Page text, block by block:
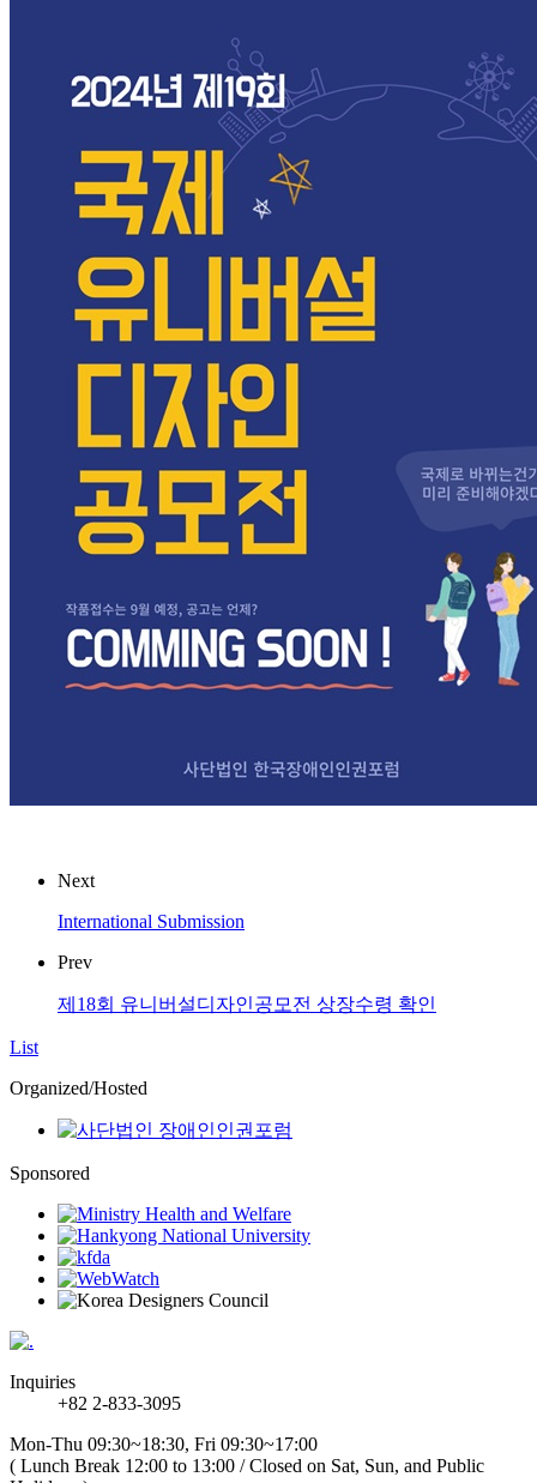
Next
International Submission
Prev
제18회 유니버설디자인공모전 상장수령 확인
List
Organized/Hosted
Sponsored
Inquiries
+82 2-833-3095
Mon-Thu 09:30~18:30, Fri 09:30~17:00
( Lunch Break 12:00 to 13:00 / Closed on Sat, Sun, and Public